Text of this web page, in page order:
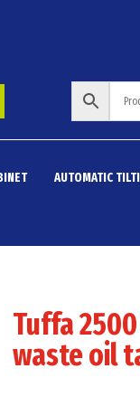
AUTOMATIC
Tuffa
waste oil